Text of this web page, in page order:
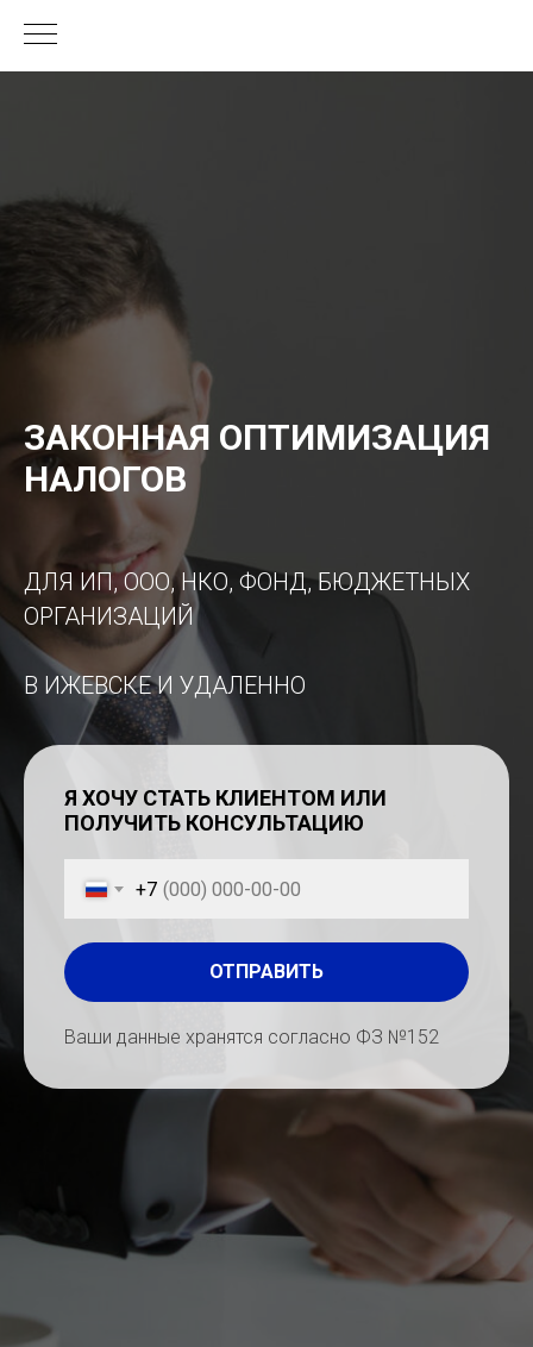
ЗАКОННАЯ ОПТИМИЗАЦИЯ
НАЛОГОВ
ДЛЯ ИП, ООО, НКО, ФОНД, БЮДЖЕТНЫХ
ОРГАНИЗАЦИЙ
В ИЖЕВСКЕ И УДАЛЕННО
Я ХОЧУ СТАТЬ КЛИЕНТОМ ИЛИ
ПОЛУЧИТЬ КОНСУЛЬТАЦИЮ
+7
ОТПРАВИТЬ
Ваши данные хранятся согласно ФЗ №152